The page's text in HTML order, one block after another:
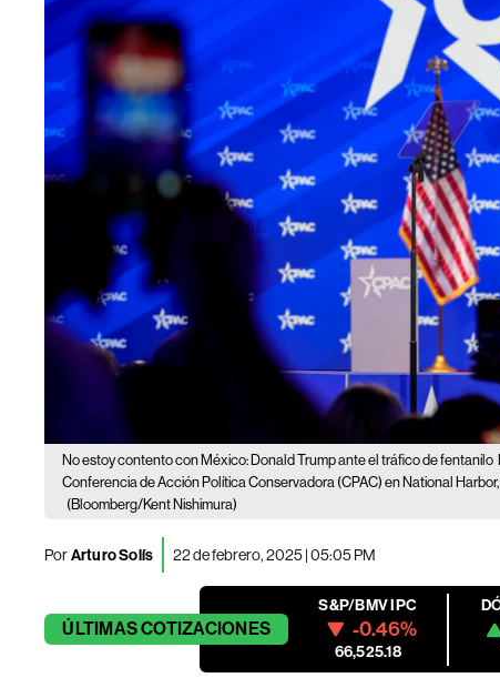
No estoy contento con México: Donald Trump ante el tráfico de fentanilo
Conferencia de Acción Política Conservadora (CPAC) en National
(Bloomberg/Kent Nishimura)
PorArturo Solís 22 de febrero, 2025 | 05:05 PM
ÚLTIMASCOTIZACIONES
S&P/BMV IPC
-0.46%
66,525.18